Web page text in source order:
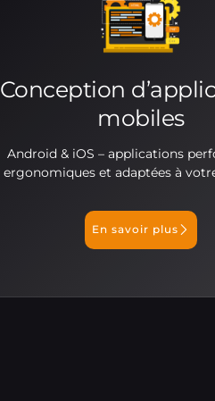
Conception
mobiles
Android & iOS – applications
ergonomiques et adaptées à
En savoir plus